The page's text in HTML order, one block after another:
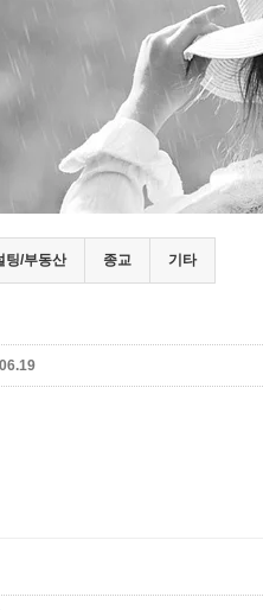
팅/부동산 종교 기타